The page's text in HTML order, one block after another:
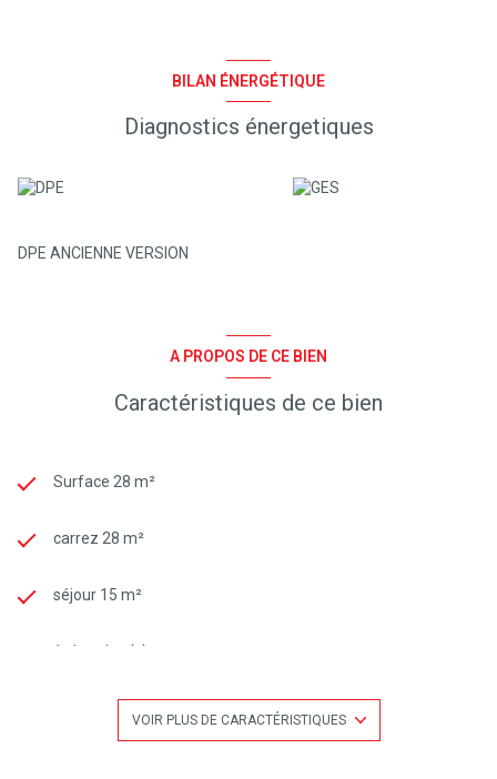
BILAN ÉNERGÉTIQUE
Diagnostics énergetiques
DPE ANCIENNE VERSION
A PROPOS DE CE BIEN
Caractéristiques de ce bien
Surface 28 m²
carrez 28 m²
séjour 15 m²
1 chambre(s)
VOIR PLUS DE CARACTÉRISTIQUES